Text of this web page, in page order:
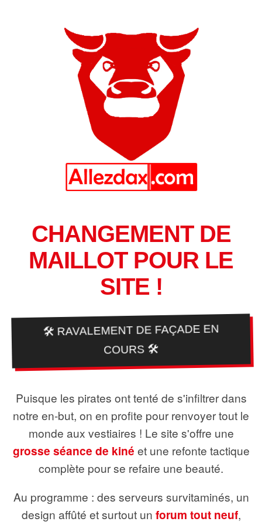
CHANGEMENT DE
MAILLOT POUR LE
SITE !
🛠️ RAVALEMENT DE FAÇADE EN
COURS 🛠️
Puisque les pirates ont tenté de s'infiltrer dans
notre en-but, on en profite pour renvoyer tout le
monde aux vestiaires ! Le site s'offre une
grosse séance de kiné et une refonte tactique
complète pour se refaire une beauté.
Au programme : des serveurs survitaminés, un
design affûté et surtout un forum tout neuf,